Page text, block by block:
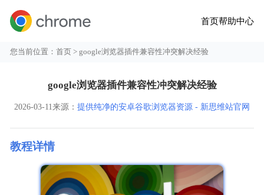
首页帮助中心
您当前位置：首页 > google浏览器插件兼容性冲突解决经验
google浏览器插件兼容性冲突解决经验
2026-03-11来源： 提供纯净的安卓谷歌浏览器资源 - 新思维站官网
教程详情